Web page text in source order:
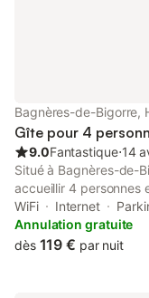
Bagnères-de-Bigorre,
Gîte pour 4
9.0Fantastique⋅14
Situé à Bagnères-de-
accueillir 4 personnes
explorer la région. La
ville et à 700 m de la
monuments
WiFi Internet
Annulation gratuite
dès 119 € par nuit